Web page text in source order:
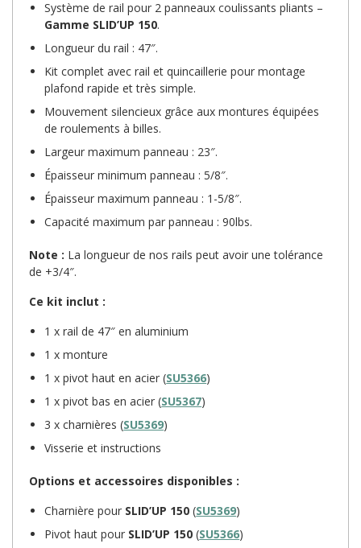
Système de rail pour 2 panneaux coulissants pliants –
Gamme SLID’UP 150.
Longueur du rail : 47″.
Kit complet avec rail et quincaillerie pour montage
plafond rapide et très simple.
Mouvement silencieux grâce aux montures équipées
de roulements à billes.
Largeur maximum panneau : 23″.
Épaisseur minimum panneau : 5/8″.
Épaisseur maximum panneau : 1-5/8″.
Capacité maximum par panneau : 90lbs.
Note : La longueur de nos rails peut avoir une tolérance
de +3/4″.
Ce kit inclut :
1 x rail de 47″ en aluminium
1 x monture
1 x pivot haut en acier (SU5366)
1 x pivot bas en acier (SU5367)
3 x charnières (SU5369)
Visserie et instructions
Options et accessoires disponibles :
Charnière pour SLID’UP 150 (SU5369)
Pivot haut pour SLID’UP 150 (SU5366)